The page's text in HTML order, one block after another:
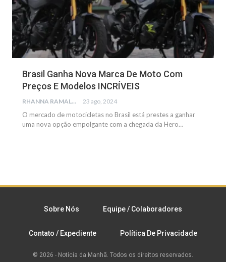
Brasil Ganha Nova Marca De Moto Com
Preços E Modelos INCRÍVEIS
RHANNA RAMALHO 23 ago, 2024
O mercado de motocicletas no Brasil está prestes a ganhar
uma nova opção empolgante com a chegada da Hero…
Sobre Nós Equipe / Colaboradores
Contato / Expediente Política De Privacidade
© 2026 - Notícia da Manhã. Todos os direitos reservados.